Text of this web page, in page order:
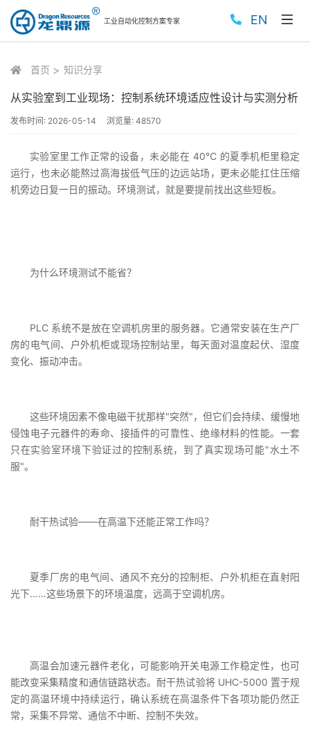
工业自动化控制方案专家 EN
首页 知识分享
从实验室到工业现场：控制系统环境适应性设计与实测分析
发布时间: 2026-05-14 浏览量: 48570
实验室里工作正常的设备，未必能在 40℃ 的夏季机柜里稳定
运行，也未必能熬过高海拔低气压的边远站场，更未必能扛住压缩
机旁边日复一日的振动。环境测试，就是要提前找出这些短板。
为什么环境测试不能省？
PLC 系统不是放在空调机房里的服务器。它通常安装在生产厂
房的电气间、户外机柜或现场控制站里，每天面对温度起伏、湿度
变化、振动冲击。
这些环境因素不像电磁干扰那样"突然"，但它们会持续、缓慢地
侵蚀电子元器件的寿命、接插件的可靠性、绝缘材料的性能。一套
只在实验室环境下验证过的控制系统，到了真实现场可能"水土不
服"。
耐干热试验——在高温下还能正常工作吗？
夏季厂房的电气间、通风不充分的控制柜、户外机柜在直射阳
光下……这些场景下的环境温度，远高于空调机房。
高温会加速元器件老化，可能影响开关电源工作稳定性，也可
能改变采集精度和通信链路状态。耐干热试验将 UHC-5000 置于规
定的高温环境中持续运行，确认系统在高温条件下各项功能仍然正
常，采集不异常、通信不中断、控制不失效。